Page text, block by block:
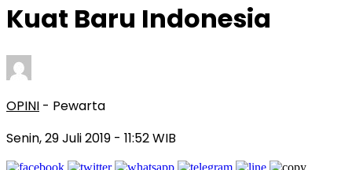
Kuat Baru Indonesia
OPINI - Pewarta
Senin, 29 Juli 2019 - 11:52 WIB